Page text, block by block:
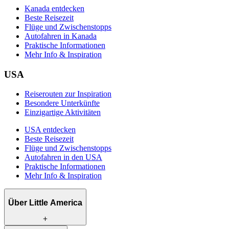
Kanada entdecken
Beste Reisezeit
Flüge und Zwischenstopps
Autofahren in Kanada
Praktische Informationen
Mehr Info & Inspiration
USA
Reiserouten zur Inspiration
Besondere Unterkünfte
Einzigartige Aktivitäten
USA entdecken
Beste Reisezeit
Flüge und Zwischenstopps
Autofahren in den USA
Praktische Informationen
Mehr Info & Inspiration
Über Little America